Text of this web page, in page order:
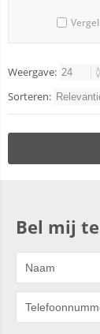
Weergave:
Sorteren:
Bel mij